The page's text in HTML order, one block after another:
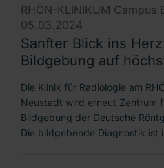
RHÖN-KLINIKUM Campus
05.03.2024
Sanfter Blick ins
Bildgebung auf
Die Klinik für Radiologie am
Neustadt wird erneut Zentrum
Bildgebung der Deutsche
Die bildgebende Diagnostik